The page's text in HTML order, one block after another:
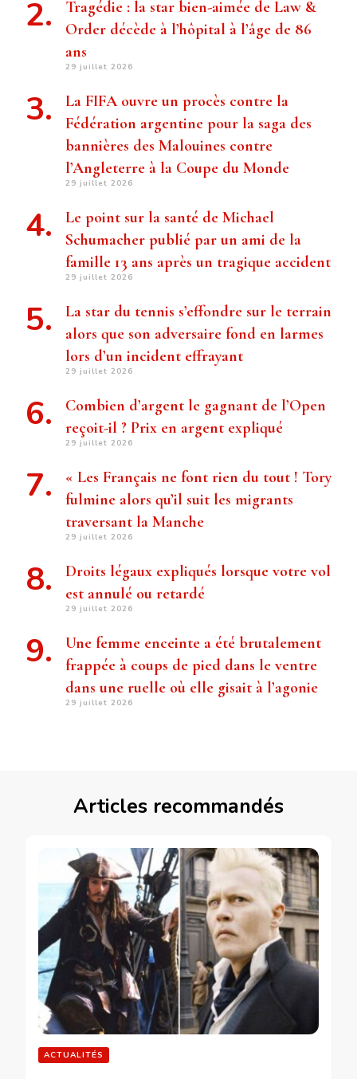
Tragédie : la star bien-aimée de Law &
Order décède à l’hôpital à l’âge de 86
ans
29 juillet 2026
La FIFA ouvre un procès contre la
Fédération argentine pour la saga des
bannières des Malouines contre
l’Angleterre à la Coupe du Monde
29 juillet 2026
Le point sur la santé de Michael
Schumacher publié par un ami de la
famille 13 ans après un tragique accident
29 juillet 2026
La star du tennis s’effondre sur le terrain
alors que son adversaire fond en larmes
lors d’un incident effrayant
29 juillet 2026
Combien d’argent le gagnant de l’Open
reçoit-il ? Prix ​​en argent expliqué
29 juillet 2026
« Les Français ne font rien du tout ! Tory
fulmine alors qu’il suit les migrants
traversant la Manche
29 juillet 2026
Droits légaux expliqués lorsque votre vol
est annulé ou retardé
29 juillet 2026
Une femme enceinte a été brutalement
frappée à coups de pied dans le ventre
dans une ruelle où elle gisait à l’agonie
29 juillet 2026
Articles recommandés
ACTUALITÉS